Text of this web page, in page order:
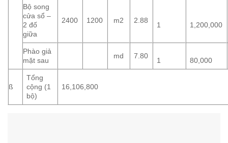
Bộ song
cửa sổ –
2 đố
giữa
2400 1200 m2 2.88
1 1,200,000
Phào giả
mặt sau
md 7.80
1 80,000
ß
Tổng
cộng (1
bộ)
16,106,800